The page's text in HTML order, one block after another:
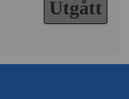
Utgått